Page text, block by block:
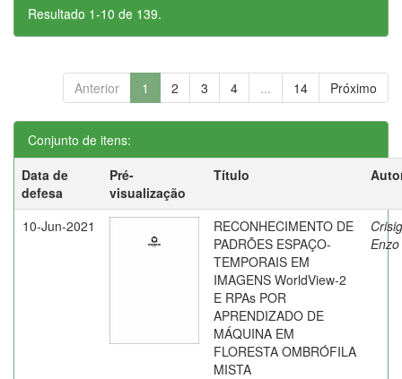
Resultado 1-10 de 139.
Anterior 1 2 3 4 ... 14 Próximo
Conjunto de itens:
Data de
defesa
Pré-
visualização
Título
10-Jun-2021
RECONHECIMENTO DE
PADRÕES ESPAÇO-
TEMPORAIS EM
IMAGENS WorldView-2
E RPAs POR
APRENDIZADO DE
MÁQUINA EM
FLORESTA OMBRÓFILA
MISTA